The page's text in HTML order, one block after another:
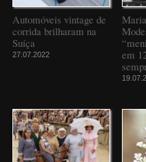
Automóveis vintage de
corrida brilharam na
Suíça
27.07.2022
em